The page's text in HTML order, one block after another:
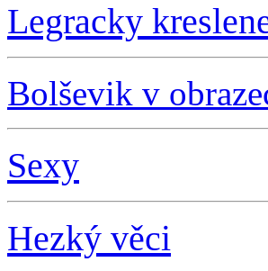
Legracky
Bolševik v
Sexy
Hezký věci